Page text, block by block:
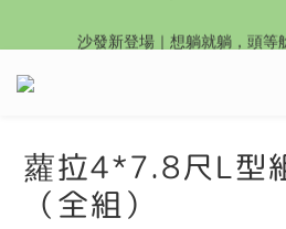
奶油沙發8折起！手刀下單 舒
沙發新登場｜想躺就躺，頭等
蘿拉4*7.8尺L型
（全組）